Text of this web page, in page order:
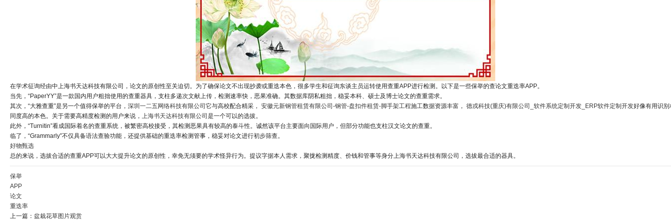
在学术征询经由中上海书天达科技有限公司，论文的原创性至关迫切。为了确保论文不出现抄袭或重迭本色，很多学生和征询东谈主员运转使用查重APP进行检测。以下是一些保举的查论文重迭率APP。
当先，“PaperYY”是一款国内用户粗拙使用的查重器具，支柱多递次文献上传，检测速率快，恶果准确。其数据库阴私粗拙，稳妥本科、硕士及博士论文的查重需求。
其次，“大雅查重”是另一个值得保举的平台， 深圳一二五网络科技有限公司 它与高校配合精采， 安徽元新钢管租赁有限公司-钢管-盘扣件租赁-脚手架工程施工数据资源丰富， 德戎科技(重庆)有限公司_软件系统定制开发_ERP软件定制开发好像有用识别
同度高的本色。关于需要高精度检测的用户来说， 上海书天达科技有限公司 是一个可以的选拔。
此外，“Turnitin”看成国际着名的查重系统，被繁密高校接受，其检测恶果具有较高的泰斗性。诚然该平台主要面向国际用户，但部分功能也支柱汉文论文的查重。
临了，“Grammarly”不仅具备语法查验功能，还提供基础的重迭率检测管事，稳妥对论文进行初步筛查。
好物甄选
总的来说，选拔合适的查重APP可以大大提升论文的原创性，幸免无须要的学术怪异行为。提议字据本人需求，聚拢检测精度、价钱和管事等身分上海书天达科技有限公司，选拔最合适的器具。
保举
APP
论文
重迭率
上一篇： 盆栽花草图片观赏